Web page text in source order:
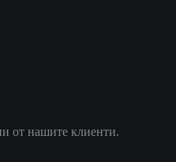
от нашите клиенти.